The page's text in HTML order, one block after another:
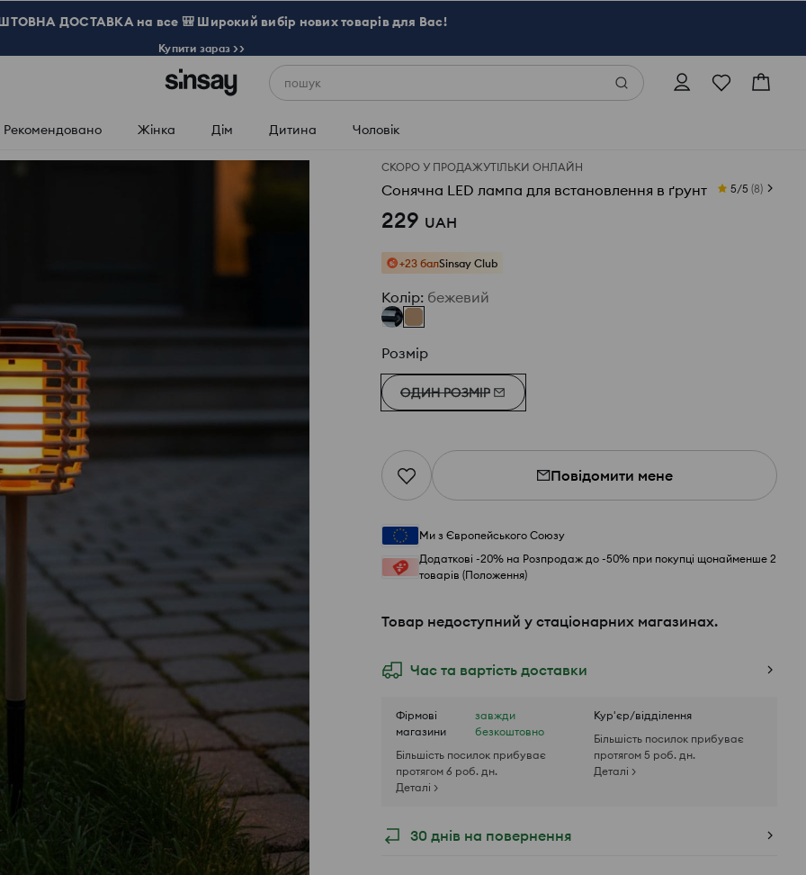
ДОСТАВКА на все 🎒 Широкий вибір нових товарів для Вас!
Купити зараз >>
пошук
Рекомендовано Жінка Дім Дитина Чоловік
СКОРО У ПРОДАЖУТІЛЬКИ ОНЛАЙН
Сонячна LED лампа для встановлення в ґрунт 5/5 (8)
229 UAH
+23 балSinsay Club
Колір: бежевий
Розмір
ОДИН РОЗМІР
Повідомити мене
Ми з Європейського Союзу
Додаткові -20% на Розпродаж до -50% при покупці щонайменше 2
товарів (Положення)
Товар недоступний у стаціонарних магазинах.
Час та вартість доставки
Фірмові
магазини
завжди
безкоштовно
Більшість посилок прибуває
протягом 6 роб. дн.
Деталі >
Кур'єр/відділення
Більшість посилок прибуває
протягом 5 роб. дн.
Деталі >
30 днів на повернення